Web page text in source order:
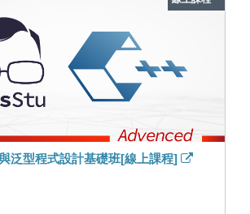
泛型程式設計基礎班[線上課程]